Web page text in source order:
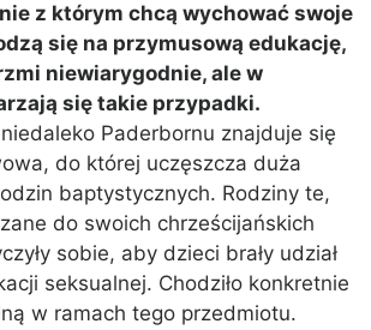
z którym chcą wychować swoje
się na przymusową edukację,
niewiarygodnie, ale w
się takie przypadki.
Paderbornu znajduje się
do której uczęszcza duża
baptystycznych. Rodziny te,
do swoich chrześcijańskich
sobie, aby dzieci brały udział
seksualnej. Chodziło konkretnie
w ramach tego przedmiotu.